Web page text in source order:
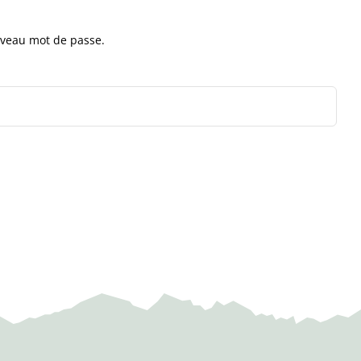
mot de passe.